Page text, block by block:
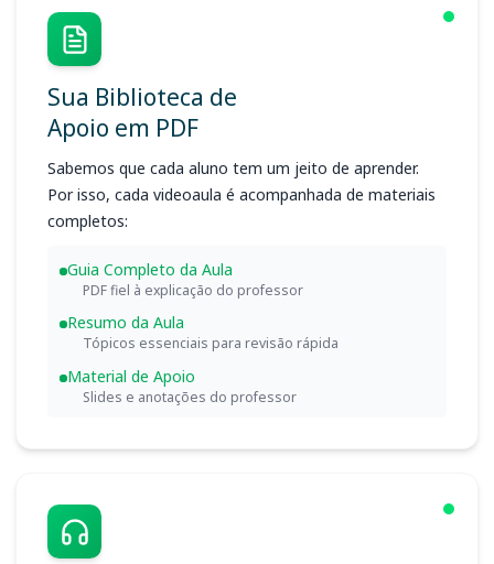
Sua Biblioteca de
Apoio em PDF
Sabemos que cada aluno tem um jeito de aprender.
Por isso, cada videoaula é acompanhada de materiais
completos:
Guia Completo da Aula
PDF fiel à explicação do professor
Resumo da Aula
Tópicos essenciais para revisão rápida
Material de Apoio
Slides e anotações do professor